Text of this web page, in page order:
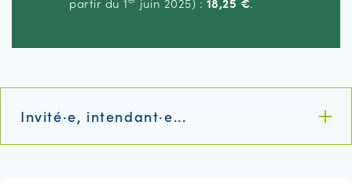
Invité·e, intendant·e...